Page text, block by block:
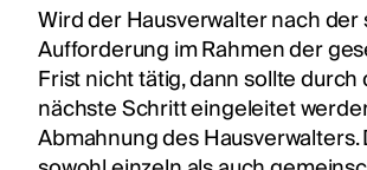
Wird der Hausverwalter nach
Aufforderung im Rahmen der
Frist nicht tätig, dann sollte durch
nächste Schritt eingeleitet
Abmahnung des Hausverwalters.